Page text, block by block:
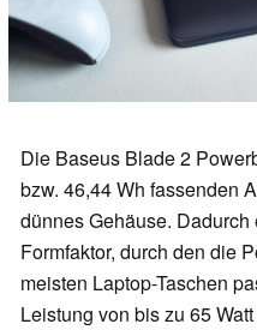
Die Baseus Blade 2
bzw. 46,44 Wh fassenden
dünnes Gehäuse.
Formfaktor, durch den die
meisten Laptop-Taschen
Leistung von bis zu 65